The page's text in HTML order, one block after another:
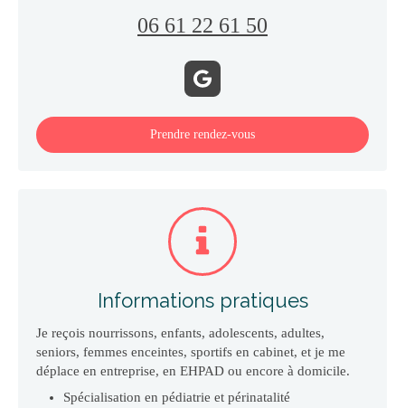
06 61 22 61 50
Prendre rendez-vous
Informations pratiques
Je reçois nourrissons, enfants, adolescents, adultes,
seniors, femmes enceintes, sportifs en cabinet, et je me
déplace en entreprise, en EHPAD ou encore à domicile.
Spécialisation en pédiatrie et périnatalité